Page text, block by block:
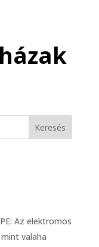
Keresés
Az elektromos
valaha